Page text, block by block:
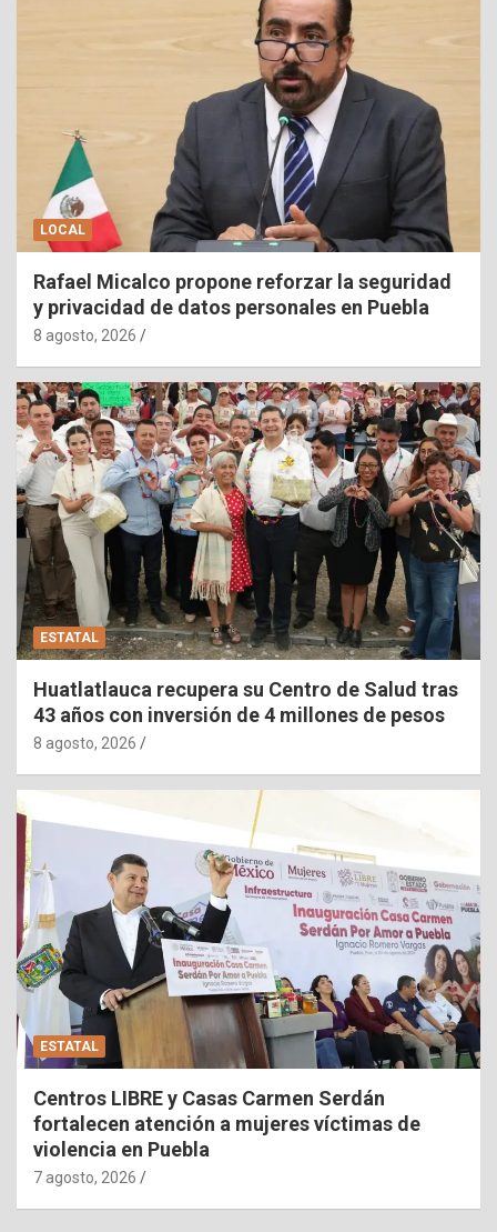
LOCAL
Rafael Micalco propone reforzar la seguridad
y privacidad de datos personales en Puebla
8 agosto, 2026
ESTATAL
Huatlatlauca recupera su Centro de Salud tras
43 años con inversión de 4 millones de pesos
8 agosto, 2026
ESTATAL
Centros LIBRE y Casas Carmen Serdán
fortalecen atención a mujeres víctimas de
violencia en Puebla
7 agosto, 2026